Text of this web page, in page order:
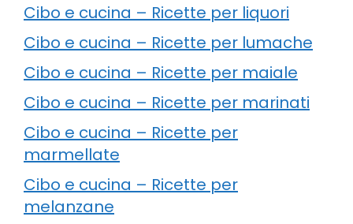
Cibo e cucina – Ricette per liquori
Cibo e cucina – Ricette per lumache
Cibo e cucina – Ricette per maiale
Cibo e cucina – Ricette per marinati
Cibo e cucina – Ricette per
marmellate
Cibo e cucina – Ricette per
melanzane